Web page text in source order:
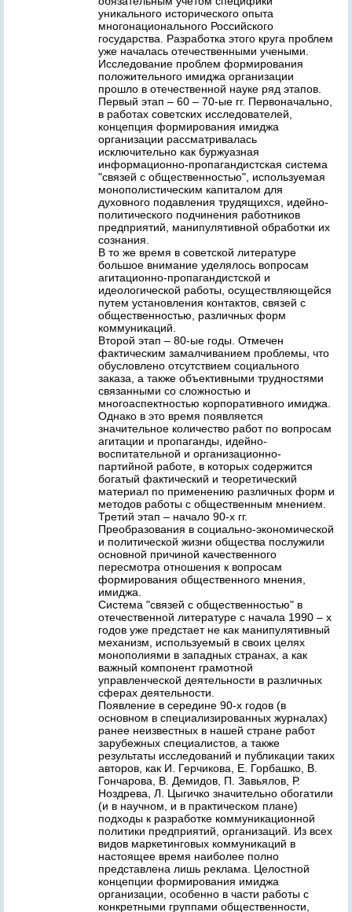
уникального исторического опыта
многонационального Российского
государства. Разработка этого круга проблем
уже началась отечественными учеными.
Исследование проблем формирования
положительного имиджа организации
прошло в отечественной науке ряд этапов.
Первый этап – 60 – 70-ые гг. Первоначально,
в работах советских исследователей,
концепция формирования имиджа
организации рассматривалась
исключительно как буржуазная
информационно-пропагандистская система
"связей с общественностью", используемая
монополистическим капиталом для
духовного подавления трудящихся, идейно-
политического подчинения работников
предприятий, манипулятивной обработки их
сознания.
В то же время в советской литературе
большое внимание уделялось вопросам
агитационно-пропагандистской и
идеологической работы, осуществляющейся
путем установления контактов, связей с
общественностью, различных форм
коммуникаций.
Второй этап – 80-ые годы. Отмечен
фактическим замалчиванием проблемы, что
обусловлено отсутствием социального
заказа, а также объективными трудностями
связанными со сложностью и
многоаспектностью корпоративного имиджа.
Однако в это время появляется
значительное количество работ по вопросам
агитации и пропаганды, идейно-
воспитательной и организационно-
партийной работе, в которых содержится
богатый фактический и теоретический
материал по применению различных форм и
методов работы с общественным мнением.
Третий этап – начало 90-х гг.
Преобразования в социально-экономической
и политической жизни общества послужили
основной причиной качественного
пересмотра отношения к вопросам
формирования общественного мнения,
имиджа.
Система "связей с общественностью" в
отечественной литературе с начала 1990 – х
годов уже предстает не как манипулятивный
механизм, используемый в своих целях
монополиями в западных странах, а как
важный компонент грамотной
управленческой деятельности в различных
сферах деятельности.
Появление в середине 90-х годов (в
основном в специализированных журналах)
ранее неизвестных в нашей стране работ
зарубежных специалистов, а также
результаты исследований и публикации таких
авторов, как И. Герчикова, Е. Горбашко, В.
Гончарова, В. Демидов, П. Завьялов, Р.
Ноздрева, Л. Цыгичко значительно обогатили
(и в научном, и в практическом плане)
подходы к разработке коммуникационной
политики предприятий, организаций. Из всех
видов маркетинговых коммуникаций в
настоящее время наиболее полно
представлена лишь реклама. Целостной
концепции формирования имиджа
организации, особенно в части работы с
конкретными группами общественности,